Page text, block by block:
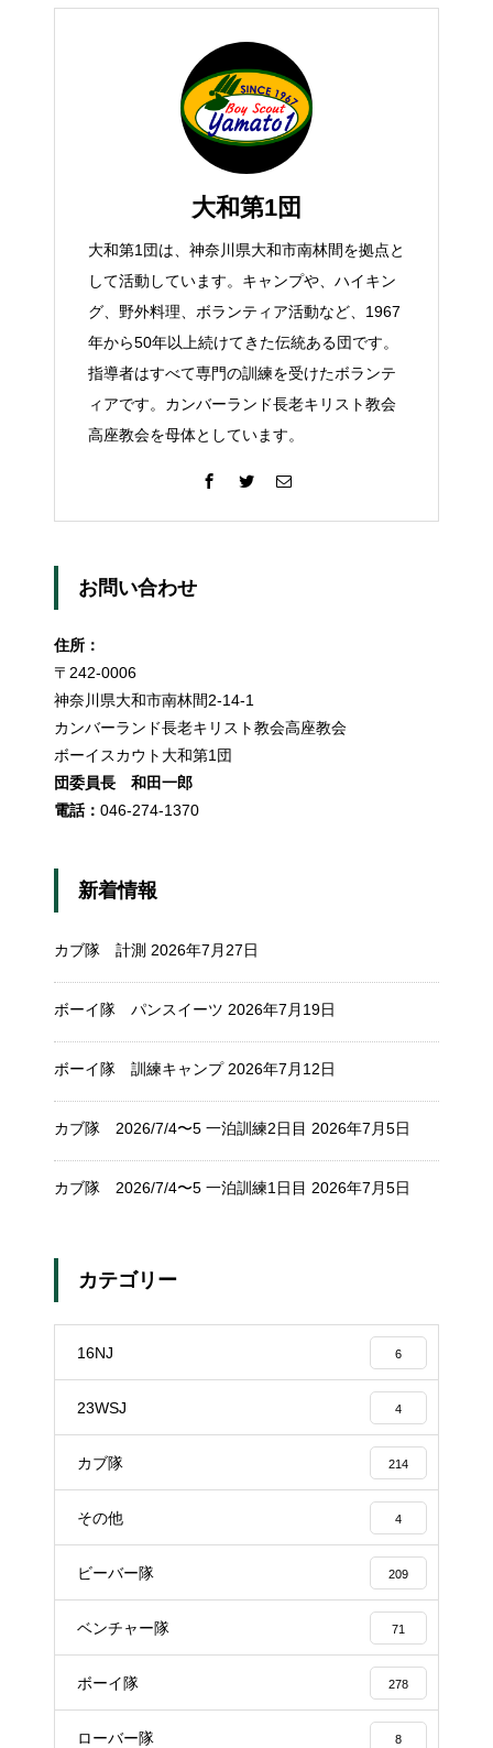
大和第1団
大和第1団は、神奈川県大和市南林間を拠点と
して活動しています。キャンプや、ハイキン
グ、野外料理、ボランティア活動など、1967
年から50年以上続けてきた伝統ある団です。
指導者はすべて専門の訓練を受けたボランテ
ィアです。カンバーランド長老キリスト教会
高座教会を母体としています。
お問い合わせ
住所：
〒242-0006
神奈川県大和市南林間2-14-1
カンバーランド長老キリスト教会高座教会
ボーイスカウト大和第1団
団委員長 和田一郎
電話： 046-274-1370
新着情報
カブ隊 計測 2026年7月27日
ボーイ隊 パンスイーツ 2026年7月19日
ボーイ隊 訓練キャンプ 2026年7月12日
カブ隊 2026/7/4〜5 一泊訓練2日目 2026年7月5日
カブ隊 2026/7/4〜5 一泊訓練1日目 2026年7月5日
カテゴリー
16NJ 6
23WSJ 4
カブ隊 214
その他 4
ビーバー隊 209
ベンチャー隊 71
ボーイ隊 278
ローバー隊 8